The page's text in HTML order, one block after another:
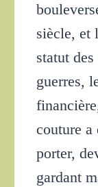
siècle, et
statut
guerres,
couture a
porter,
gardant